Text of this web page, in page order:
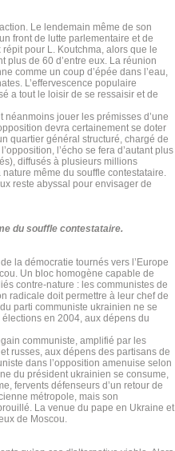
Le lendemain même de son
front de lutte parlementaire et de
pour L. Koutchma, alors que le
plus de 60 d’entre eux. La réunion
comme un coup d’épée dans l’eau,
L’effervescence populaire
a tout le loisir de se ressaisir et de
jouer les prémisses d’une
devra certainement se doter
quartier général structuré, chargé de
l’écho se fera d’autant plus
diffusés à plusieurs millions
même du souffle contestataire.
reste abyssal pour envisager de
du souffle contestataire.
la démocratie tournés vers l’Europe
Un bloc homogène capable de
contre-nature : les communistes de
radicale doit permettre à leur chef de
parti communiste ukrainien ne se
en 2004, aux dépens du
communiste, amplifié par les
russes, aux dépens des partisans de
dans l’opposition amenuise selon
du président ukrainien se consume,
fervents défenseurs d’un retour de
métropole, mais son
La venue du pape en Ukraine et
de Moscou.